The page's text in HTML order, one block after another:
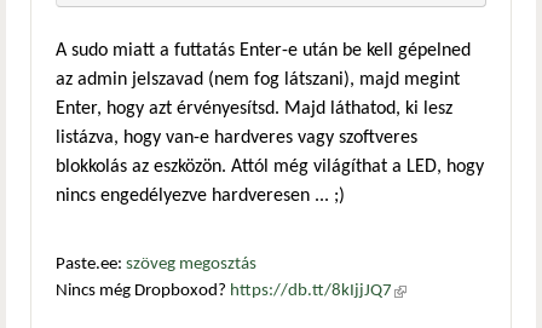
A sudo miatt a futtatás Enter-e után be kell gépelned
az admin jelszavad (nem fog látszani), majd megint
Enter, hogy azt érvényesítsd. Majd láthatod, ki lesz
listázva, hogy van-e hardveres vagy szoftveres
blokkolás az eszközön. Attól még világíthat a LED, hogy
nincs engedélyezve hardveresen ... ;)
Paste.ee: szöveg megosztás
Nincs még Dropboxod? https://db.tt/8kIjjJQ7 (külső